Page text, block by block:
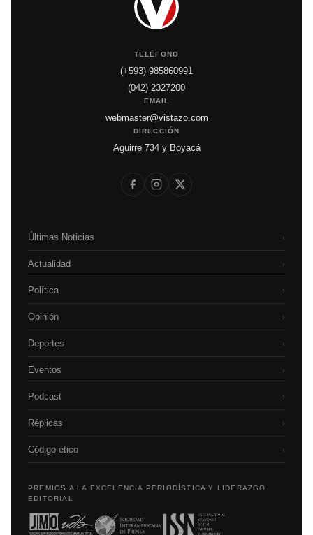
TELÉFONO
(+593) 985860991
(042) 2327200
EMAIL
webmaster@vistazo.com
DIRECCIÓN
Aguirre 734 y Boyacá
Últimas Noticias ›
Actualidad ›
Política ›
Opinión ›
Deportes ›
Eventos ›
Podcast ›
Réplicas ›
Código etico ›
PREMIOS A LA EXCELENCIA PERIODÍSTICA Y LIDERAZGO
EDITORIAL